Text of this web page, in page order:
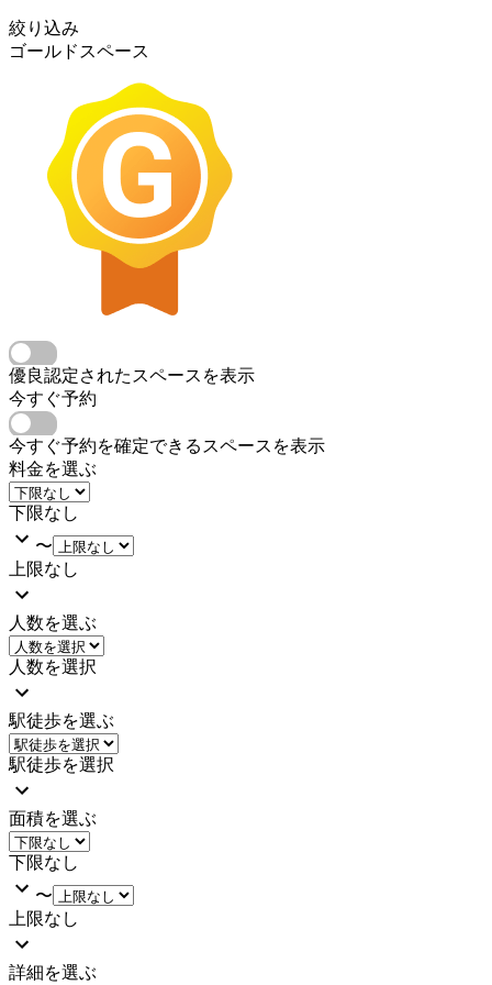
絞り込み
ゴールドスペース
優良認定されたスペースを表示
今すぐ予約
今すぐ予約を確定できるスペースを表示
料金を選ぶ
下限なし
〜
上限なし
人数を選ぶ
人数を選択
駅徒歩を選ぶ
駅徒歩を選択
面積を選ぶ
下限なし
〜
上限なし
詳細を選ぶ